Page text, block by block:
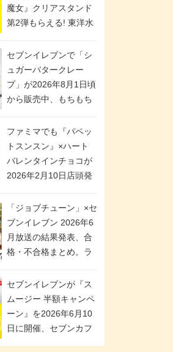
で異なるデザイン＆対
象商品
魔女』クリアスタンド
第2弾もらえる! 東洋水
ペーンが2026年5月26
日スタート。浴衣＆た
ぬき・キツネ姿のスレ
ッタ / ミオリネ / グエ
号・5号) / シャディク
ドになって登場!
セブンイレブンで「シ
ュガーバタークレー
プ」が2026年8月1日頃
から販売中、もちもち
シュガー＆バターをレ
ンジアップで手軽に楽
しめる冷凍食品。2個入
り
ファミマでも『パペッ
トスンスン』×ハート
バレンタインチョコが
2026年2月10日店頭発
チョコ」「チョコ缶」
「ツインギフト」が登
場
「ジョブチューン」×セ
ブンイレブン 2026年6
月放送の結果発表、合
格・不合格まとめ。ラ
合格「金のハンバー
グ」。満場一致合格数
は6商品、合格数は2商
品。TVerでの見逃し配
セブンイレブンが『ス
ムージー 半額キャンペ
ーン』を2026年6月10
日に開催、セブンカフ